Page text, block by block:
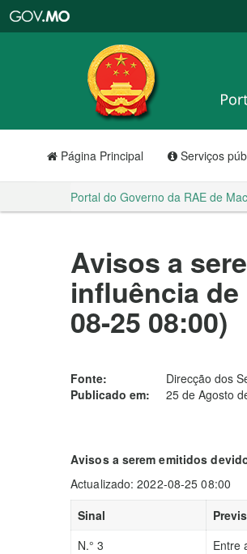
RAE
de
Macau
Página Principal Serviços
Portal do Governo da RAE de
Avisos a
influência de
08-25 08:00)
Fonte:
Direcção dos
Publicado em:
25 de Agosto
Avisos a serem emitidos
Actualizado: 2022-08-25 08:00
Sinal
N.° 3
Entre